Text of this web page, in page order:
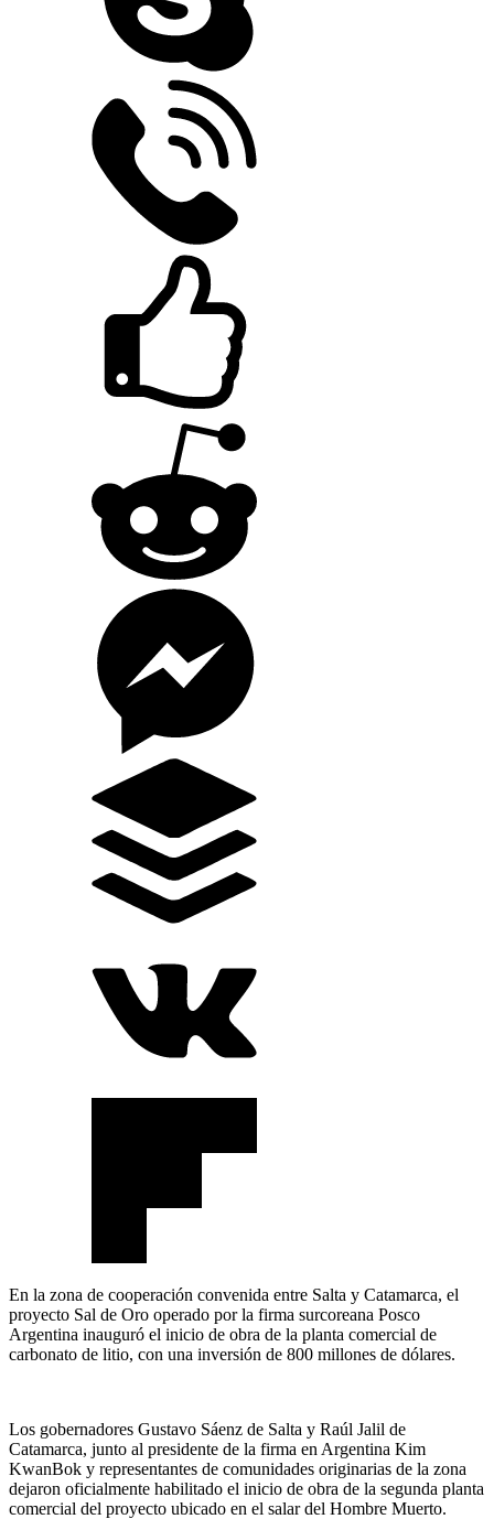
En la zona de cooperación convenida entre Salta y Catamarca, el
proyecto Sal de Oro operado por la firma surcoreana Posco
Argentina inauguró el inicio de obra de la planta comercial de
carbonato de litio, con una inversión de 800 millones de dólares.
Los gobernadores Gustavo Sáenz de Salta y Raúl Jalil de
Catamarca, junto al presidente de la firma en Argentina Kim
KwanBok y representantes de comunidades originarias de la zona
dejaron oficialmente habilitado el inicio de obra de la segunda planta
comercial del proyecto ubicado en el salar del Hombre Muerto.